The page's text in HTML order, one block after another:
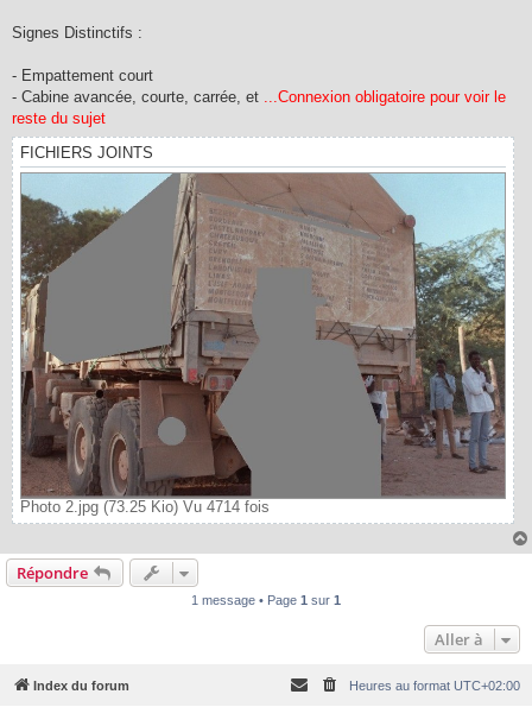
Signes Distinctifs :
- Empattement court
- Cabine avancée, courte, carrée, et
...Connexion obligatoire pour voir le
reste du sujet
FICHIERS JOINTS
Photo 2.jpg (73.25 Kio) Vu 4714 fois
Répondre
1 message • Page 1 sur 1
Aller à
Index du forum Heures au format UTC+02:00